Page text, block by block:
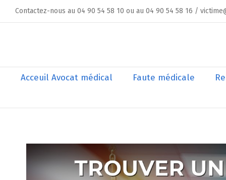
to
Contactez-nous au 04 90 54 58 10 ou au 04 90 54 58 16 /
Acceuil Avocat médical Faute médicale
l'image